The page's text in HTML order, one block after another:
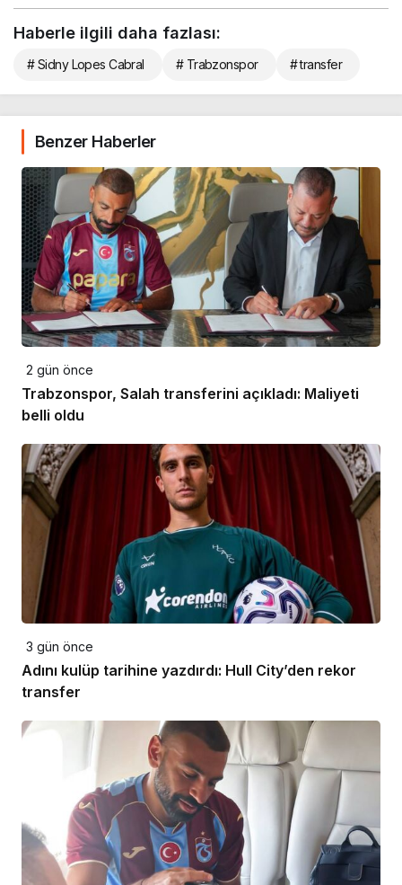
Haberle ilgili daha fazlası:
# Sidny Lopes Cabral # Trabzonspor # transfer
Benzer Haberler
2 gün önce
Trabzonspor, Salah transferini açıkladı: Maliyeti
belli oldu
3 gün önce
Adını kulüp tarihine yazdırdı: Hull City’den rekor
transfer